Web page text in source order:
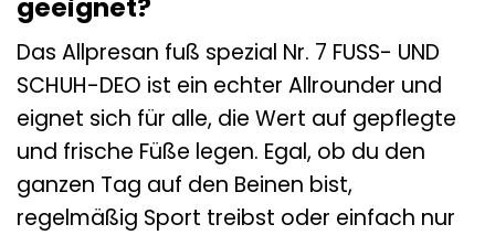
geeignet?
Das Allpresan fuß spezial Nr. 7 FUSS- UND
SCHUH-DEO ist ein echter Allrounder und
eignet sich für alle, die Wert auf gepflegte
und frische Füße legen. Egal, ob du den
ganzen Tag auf den Beinen bist,
regelmäßig Sport treibst oder einfach nur